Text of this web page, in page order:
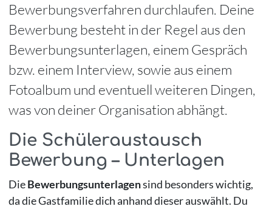
Bewerbungsverfahren durchlaufen. Deine
Bewerbung besteht in der Regel aus den
Bewerbungsunterlagen, einem Gespräch
bzw. einem Interview, sowie aus einem
Fotoalbum und eventuell weiteren Dingen,
was von deiner Organisation abhängt.
Die Schüleraustausch
Bewerbung – Unterlagen
DieBewerbungsunterlagensind besonders wichtig,
da die Gastfamilie dich anhand dieser auswählt. Du